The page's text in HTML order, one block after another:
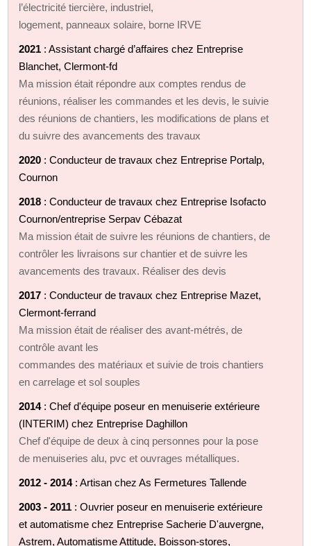
l’électricité tiercière, industriel,
logement, panneaux solaire, borne IRVE
2021 : Assistant chargé d’affaires chez Entreprise
Blanchet, Clermont-fd
Ma mission était répondre aux comptes rendus de
réunions, réaliser les commandes et les devis, le suivie
des réunions de chantiers, les modifications de plans et
du suivre des avancements des travaux
2020 : Conducteur de travaux chez Entreprise Portalp,
Cournon
2018 : Conducteur de travaux chez Entreprise Isofacto
Cournon/entreprise Serpav Cébazat
Ma mission était de suivre les réunions de chantiers, de
contrôler les livraisons sur chantier et de suivre les
avancements des travaux. Réaliser des devis
2017 : Conducteur de travaux chez Entreprise Mazet,
Clermont-ferrand
Ma mission était de réaliser des avant-métrés, de
contrôle avant les
commandes des matériaux et suivie de trois chantiers
en carrelage et sol souples
2014: Chef d'équipe poseur en menuiserie extérieure
(INTERIM) chez Entreprise Daghillon
Chef d'équipe de deux à cinq personnes pour la pose
de menuiseries alu, pvc et ouvrages métalliques.
2012 - 2014: Artisan chez As Fermetures Tallende
2003 - 2011 : Ouvrier poseur en menuiserie extérieure
et automatisme chez Entreprise Sacherie D'auvergne,
Astrem, Automatisme Attitude, Boisson-stores,